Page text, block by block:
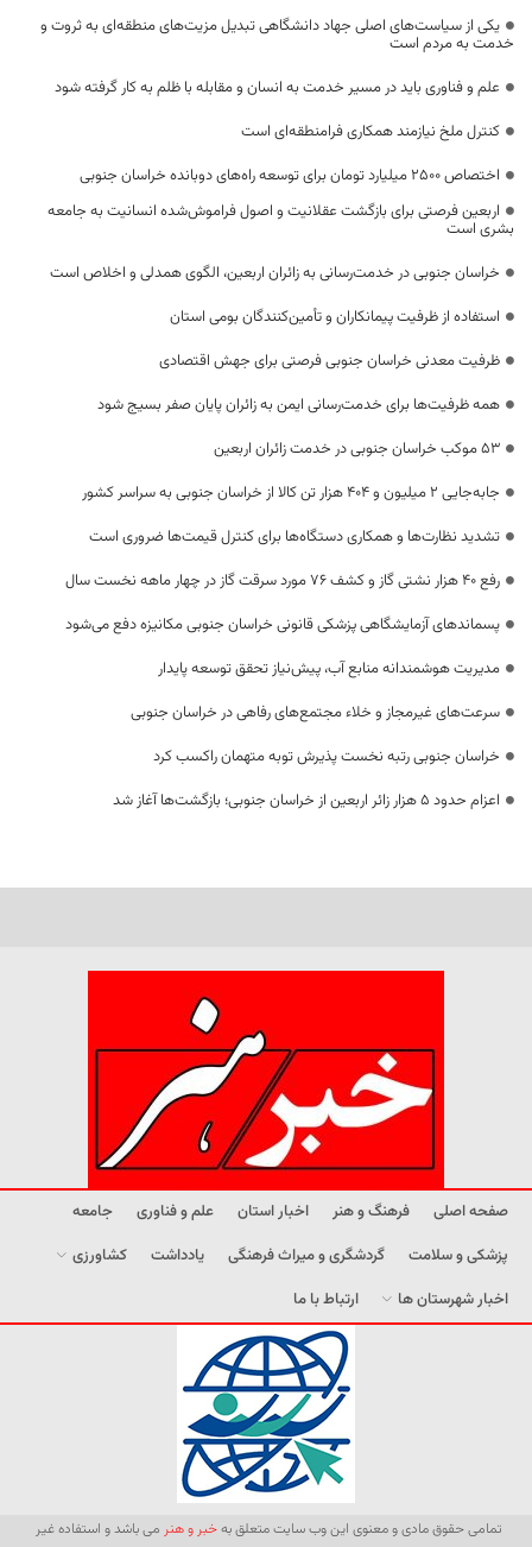
یکی از سیاست‌های اصلی جهاد دانشگاهی تبدیل مزیت‌های منطقه‌ای به ثروت و
خدمت به مردم است
علم و فناوری باید در مسیر خدمت به انسان و مقابله با ظلم به کار گرفته شود
کنترل ملخ نیازمند همکاری فرامنطقه‌ای است
اختصاص 2500 میلیارد تومان برای توسعه راه‌های دوبانده خراسان جنوبی
اربعین فرصتی برای بازگشت عقلانیت و اصول فراموش‌شده انسانیت به جامعه
بشری است
خراسان جنوبی در خدمت‌رسانی به زائران اربعین، الگوی همدلی و اخلاص است
استفاده از ظرفیت پیمانکاران و تأمین‌کنندگان بومی استان
ظرفیت معدنی خراسان جنوبی فرصتی برای جهش اقتصادی
همه ظرفیت‌ها برای خدمت‌رسانی ایمن به زائران پایان صفر بسیج شود
53 موکب خراسان جنوبی در خدمت زائران اربعین
جابه‌جایی 2 میلیون و 404 هزار تن کالا از خراسان جنوبی به سراسر کشور
تشدید نظارت‌ها و همکاری دستگاه‌ها برای کنترل قیمت‌ها ضروری است
رفع 40 هزار نشتی گاز و کشف 76 مورد سرقت گاز در چهار ماهه نخست سال
پسماندهای آزمایشگاهی پزشکی قانونی خراسان جنوبی مکانیزه دفع می‌شود
مدیریت هوشمندانه منابع آب، پیش‌نیاز تحقق توسعه پایدار
سرعت‌های غیرمجاز و خلاء مجتمع‌های رفاهی در خراسان جنوبی
خراسان جنوبی رتبه نخست پذیرش توبه متهمان راکسب کرد
اعزام حدود 5 هزار زائر اربعین از خراسان جنوبی؛ بازگشت‌ها آغاز شد
صفحه اصلی فرهنگ و هنر اخبار استان علم و فناوری
جامعه
پزشکی و سلامت
گردشگری و میراث فرهنگی یادداشت
کشاورزی
اخبار شهرستان ها
ارتباط با ما
تمامی حقوق مادی و معنوی این وب سایت متعلق بهخبر و هنر می باشد و استفاده غیر